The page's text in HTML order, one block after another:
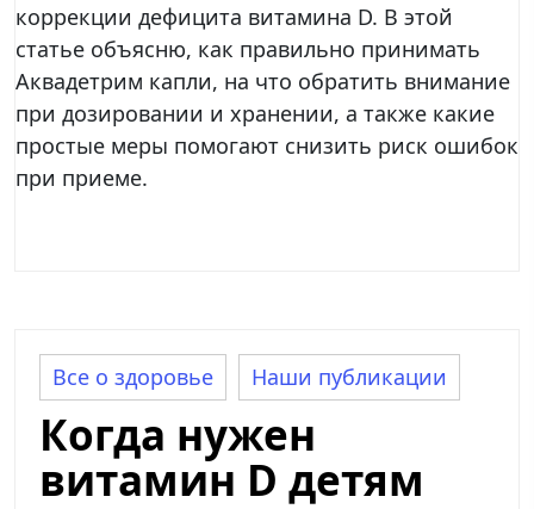
коррекции дефицита витамина D. В этой
статье объясню, как правильно принимать
Аквадетрим капли, на что обратить внимание
при дозировании и хранении, а также какие
простые меры помогают снизить риск ошибок
при приеме.
Все о здоровье Наши публикации
Когда нужен
витамин D детям